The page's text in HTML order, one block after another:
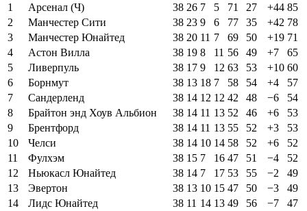
1
Арсенал (Ч) 38 26 7 5 71 27 +44 85
2
Манчестер Сити 38 23 9 6 77 35 +42 78
3
Манчестер Юнайтед 38 20 11 7 69 50 +19 71
4
Астон Вилла 38 19 8 11 56 49 +7
65
5
Ливерпуль 38 17 9 12 63 53 +10 60
6
Борнмут 38 13 18 7 58 54 +4
57
7
Сандерленд 38 14 12 12 42 48 −6
54
8
Брайтон энд Хоув Альбион 38 14 11 13 52 46 +6
53
9
Брентфорд 38 14 11 13 55 52 +3
53
10
Челси 38 14 10 14 58 52 +6
52
11
Фулхэм 38 15 7 16 47 51 −4
52
12
Ньюкасл Юнайтед 38 14 7 17 53 55 −2
49
13
Эвертон 38 13 10 15 47 50 −3
49
14
Лидс Юнайтед 38 11 14 13 49 56 −7
47